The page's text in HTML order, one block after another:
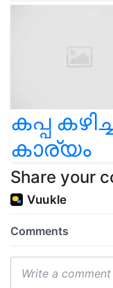
കപ്പ
കാര്യം
Share your